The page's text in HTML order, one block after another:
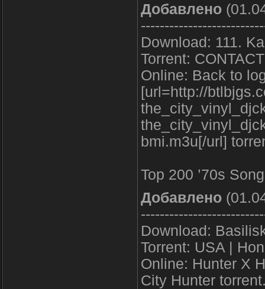
Добавлено
Download: 111.
Torrent:
Online: Back to
[url=http://
bmi.m3u[/url]
Top 200 ’70s
Добавлено
Download:
Torrent: USA |
Online: Hunter X
City Hunter